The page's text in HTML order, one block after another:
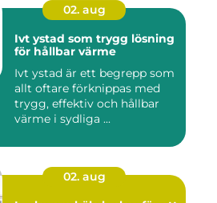
02. aug
Ivt ystad som trygg lösning
för hållbar värme
Ivt ystad är ett begrepp som
allt oftare förknippas med
trygg, effektiv och hållbar
värme i sydliga ...
02. aug